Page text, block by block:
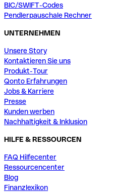
BIC/SWIFT-Codes
Pendlerpauschale Rechner
UNTERNEHMEN
Unsere Story
Kontaktieren Sie uns
Produkt-Tour
Qonto Erfahrungen
Jobs & Karriere
Presse
Kunden werben
Nachhaltigkeit & Inklusion
HILFE & RESSOURCEN
FAQ Hilfecenter
Ressourcencenter
Blog
Finanzlexikon